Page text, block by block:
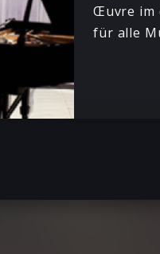
Œuvre im
für alle